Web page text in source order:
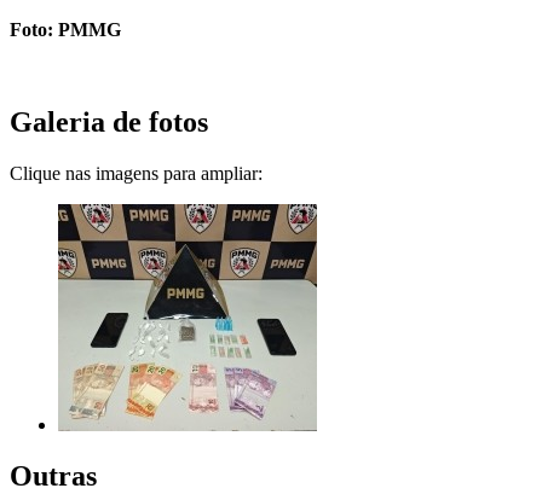
Foto: PMMG
Galeria de fotos
Clique nas imagens para ampliar:
Outras